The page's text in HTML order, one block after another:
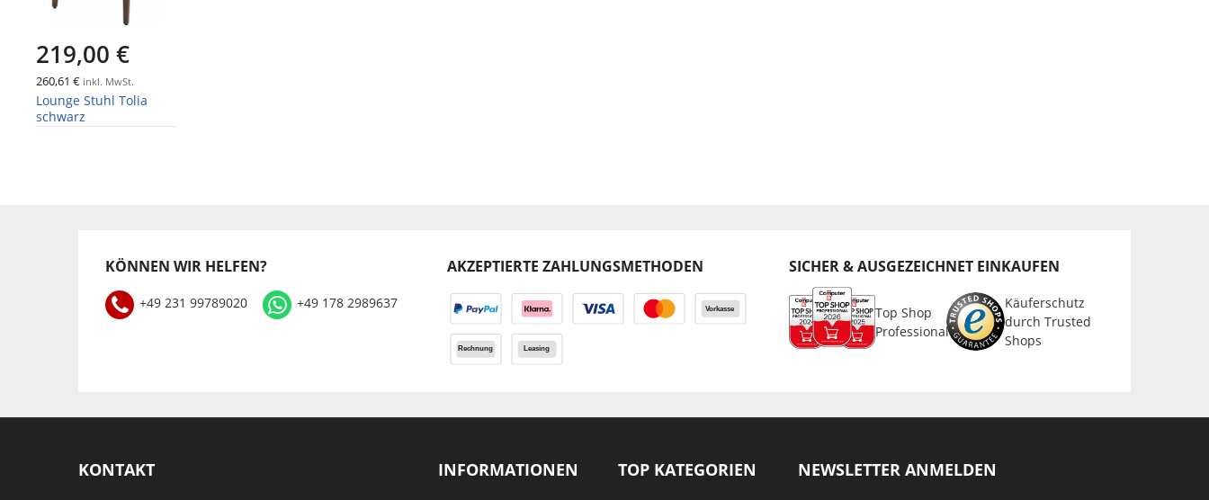
219,00 €
260,61 € inkl. MwSt.
Lounge Stuhl Tolia
schwarz
KÖNNEN WIR HELFEN?
+49 231 99789020 +49 178 2989637
AKZEPTIERTE ZAHLUNGSMETHODEN SICHER & AUSGEZEICHNET EINKAUFEN
Top Shop
Professional
Käuferschutz
durch Trusted
Shops
KONTAKT INFORMATIONEN TOP KATEGORIEN NEWSLETTER ANMELDEN